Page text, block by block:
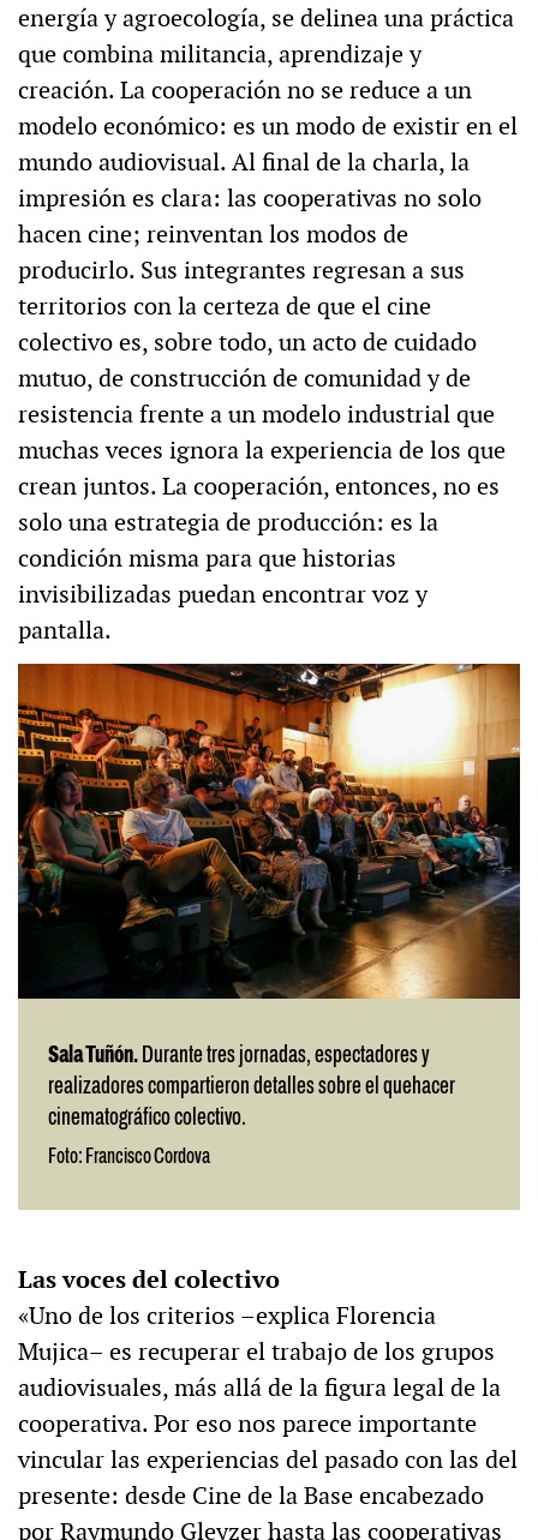
energía y agroecología, se delinea una práctica
que combina militancia, aprendizaje y
creación. La cooperación no se reduce a un
modelo económico: es un modo de existir en el
mundo audiovisual. Al final de la charla, la
impresión es clara: las cooperativas no solo
hacen cine; reinventan los modos de
producirlo. Sus integrantes regresan a sus
territorios con la certeza de que el cine
colectivo es, sobre todo, un acto de cuidado
mutuo, de construcción de comunidad y de
resistencia frente a un modelo industrial que
muchas veces ignora la experiencia de los que
crean juntos. La cooperación, entonces, no es
solo una estrategia de producción: es la
condición misma para que historias
invisibilizadas puedan encontrar voz y
pantalla.
Sala Tuñón. Durante tres jornadas, espectadores y
realizadores compartieron detalles sobre el quehacer
cinematográfico colectivo.
Foto: Francisco Cordova
Las voces del colectivo
«Uno de los criterios –explica Florencia
Mujica– es recuperar el trabajo de los grupos
audiovisuales, más allá de la figura legal de la
cooperativa. Por eso nos parece importante
vincular las experiencias del pasado con las del
presente: desde Cine de la Base encabezado
por Raymundo Gleyzer hasta las cooperativas